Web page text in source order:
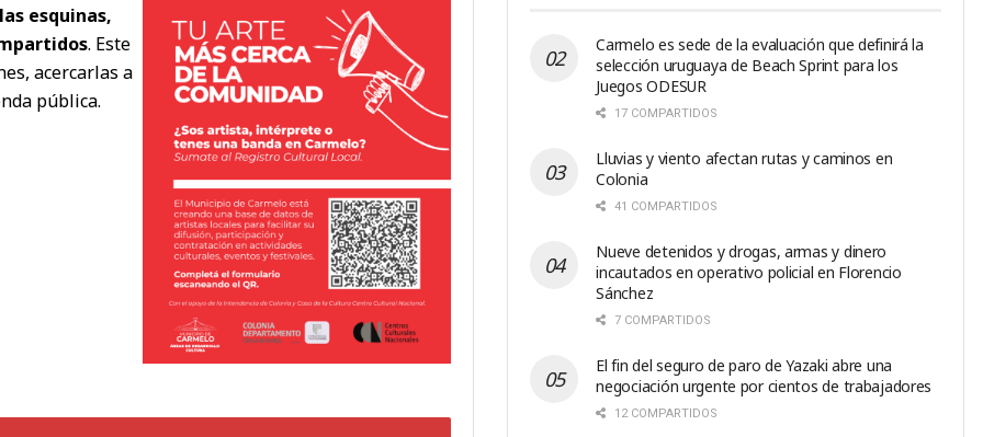
esquinas,
. Este
acercarlas a
pública.
Carmelo es sede de la evaluación que definirá la
selección uruguaya de Beach Sprint para los
Juegos ODESUR
17 COMPARTIDOS
Lluvias y viento afectan rutas y caminos en
Colonia
41 COMPARTIDOS
Nueve detenidos y drogas, armas y dinero
incautados en operativo policial en Florencio
Sánchez
7 COMPARTIDOS
El fin del seguro de paro de Yazaki abre una
negociación urgente por cientos de trabajadores
12 COMPARTIDOS